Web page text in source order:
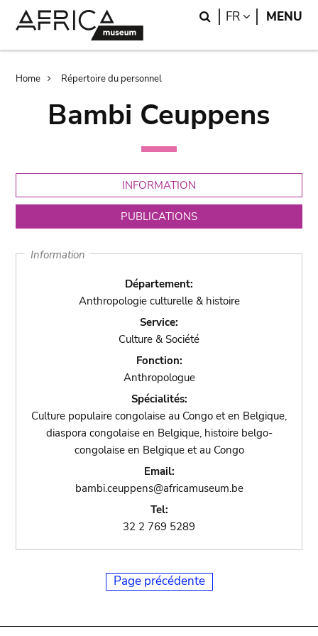
Search
FR LANGUAGE
MENU
Breadcrumb
Home Répertoire du personnel
Bambi Ceuppens
INFORMATION
PUBLICATIONS
Information
Département:
Anthropologie culturelle & histoire
Service:
Culture & Société
Fonction:
Anthropologue
Spécialités:
Culture populaire congolaise au Congo et en Belgique,
diaspora congolaise en Belgique, histoire belgo-
congolaise en Belgique et au Congo
Email:
bambi.ceuppens@africamuseum.be
Tel:
32 2 769 5289
Page précédente